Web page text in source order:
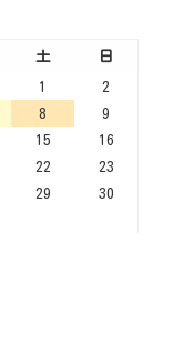
土
日
1
2
8
9
15
16
22
23
29
30